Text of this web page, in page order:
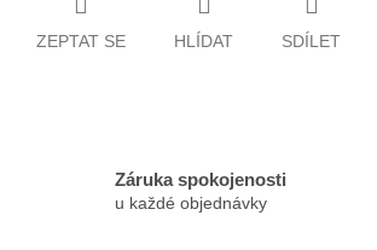
ZEPTAT SE HLÍDAT SDÍLET
Záruka spokojenosti
u každé objednávky